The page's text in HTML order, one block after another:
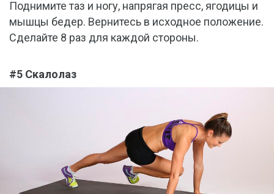
Поднимите таз и ногу, напрягая пресс, ягодицы и
мышцы бедер. Вернитесь в исходное положение.
Сделайте 8 раз для каждой стороны.
#5 Скалолаз